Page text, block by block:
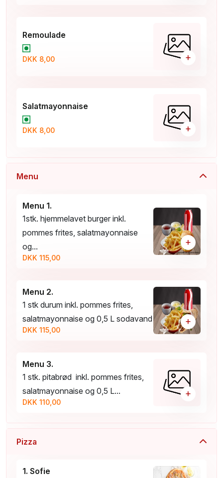
Remoulade
DKK 8,00 +
Salatmayonnaise
DKK 8,00 +
Menu
Menu 1.
1stk. hjemmelavet burger inkl.
pommes frites, salatmayonnaise
og...
DKK 115,00
+
Menu 2.
1 stk durum inkl. pommes frites,
salatmayonnaise og 0,5 L sodavand
DKK 115,00
+
Menu 3.
1 stk. pitabrød inkl. pommes frites,
salatmayonnaise og 0,5 L...
DKK 110,00
+
Pizza
1. Sofie